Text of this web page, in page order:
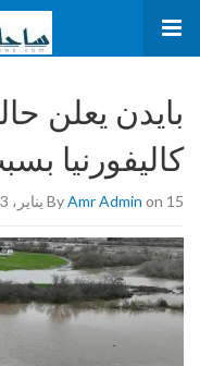
بايدن يعلن
كاليفورنيا
ByAmr Admin on 15 يناير، 2023